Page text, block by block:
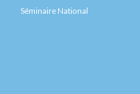
Séminaire National